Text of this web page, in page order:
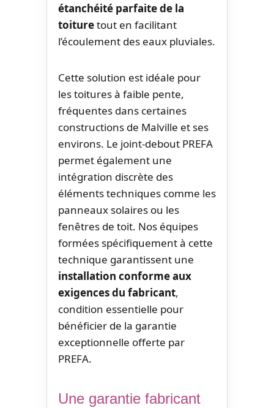
étanchéité parfaite de la
toituretout en facilitant
l’écoulement des eaux pluviales.
Cette solution est idéale pour
les toitures à faible pente,
fréquentes dans certaines
constructions de Malville et ses
environs. Le joint-debout PREFA
permet également une
intégration discrète des
éléments techniques comme les
panneaux solaires ou les
fenêtres de toit. Nos équipes
formées spécifiquement à cette
technique garantissent une
installation conforme aux
exigences du fabricant,
condition essentielle pour
bénéficier de la garantie
exceptionnelle offerte par
PREFA.
Une garantie fabricant